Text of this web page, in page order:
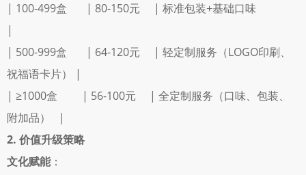
| 100-499盒       | 80-150元     | 标准包装+基础口味
|
| 500-999盒       | 64-120元     | 轻定制服务（LOGO印刷、
祝福语卡片） |
| ≥1000盒         | 56-100元     | 全定制服务（口味、包装、
附加品）   |
2. 价值升级策略
文化赋能：